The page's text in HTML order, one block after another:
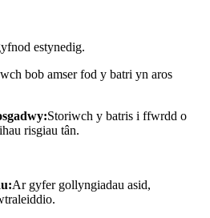
estynedig.
bob amser fod y batri yn aros
Storiwch y batris i ffwrdd o
risgiau tân.
Ar gyfer gollyngiadau asid,